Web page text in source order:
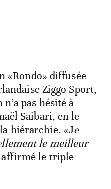
«Rondo» diffusée
Ziggo Sport,
pas hésité à
Saibari, en le
hiérarchie. «Je
le meilleur
affirmé le triple